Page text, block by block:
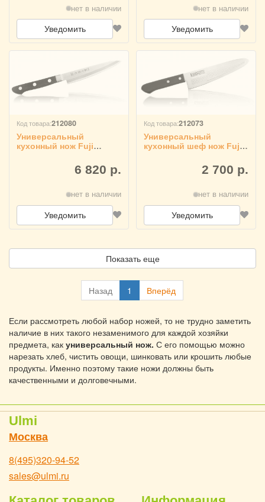
нет в наличии
Уведомить
нет в наличии
Уведомить
Код товара:212080
Универсальный
кухонный нож Fuji
полипропилен TJ-122
6 820 р.
нет в наличии
Уведомить
Код товара:212073
Универсальный
кухонный шеф нож Fuji
термопластик FC-14
2 700 р.
нет в наличии
Уведомить
Показать еще
Назад 1 Вперёд
Если рассмотреть любой набор ножей, то не трудно заметить
наличие в них такого незаменимого для каждой хозяйки
предмета, как универсальный нож. С его помощью можно
нарезать хлеб, чистить овощи, шинковать или крошить любые
продукты. Именно поэтому такие ножи должны быть
качественными и долговечными.
Ulmi
Москва
8(495)320-94-52
sales@ulmi.ru